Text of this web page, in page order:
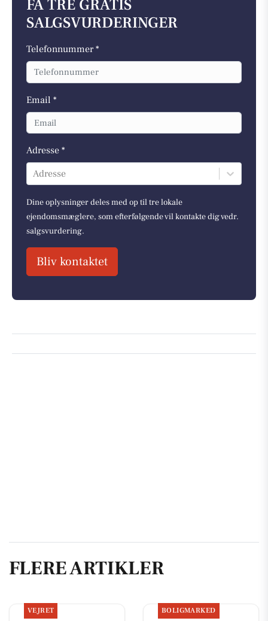
FÅ TRE GRATIS
SALGSVURDERINGER
Telefonnummer *
Email *
Adresse *
Adresse
Dine oplysninger deles med op til tre lokale
ejendomsmæglere, som efterfølgende vil kontakte dig vedr.
salgsvurdering.
Bliv kontaktet
FLERE ARTIKLER
VEJRET BOLIGMARKED